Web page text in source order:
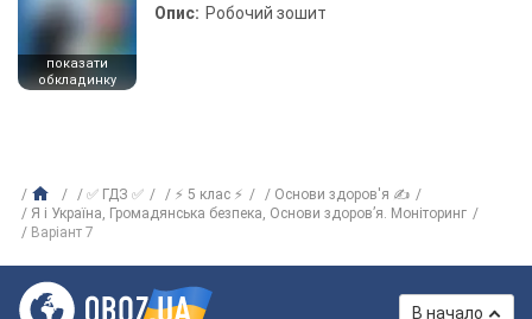
показати
обкладинку
Опис: Робочий зошит
✅ ГДЗ ✅ ⚡ 5 клас ⚡
Основи здоров'я ✍
Я і Україна, Громадянська безпека, Основи здоров’я. Моніторинг
Варіант 7
В начало